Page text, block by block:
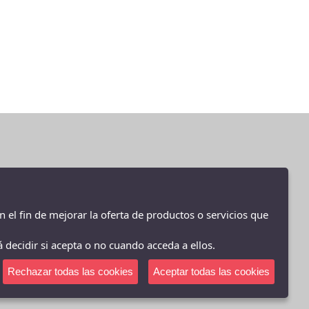
3-4 AÑOS
31-32
31.5
el fin de mejorar la oferta de productos o servicios que
si acepta o no cuando acceda a ellos.
Rechazar todas las cookies Aceptar todas las cookies